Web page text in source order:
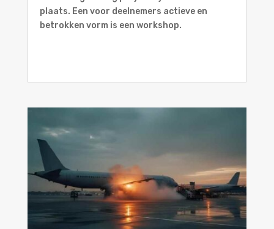
plaats. Een voor deelnemers actieve en
betrokken vorm is een workshop.